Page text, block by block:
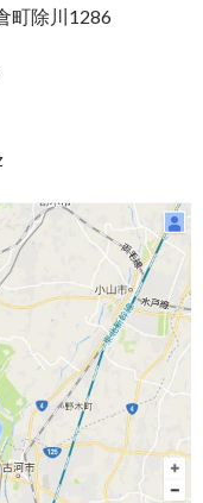
町除川1286